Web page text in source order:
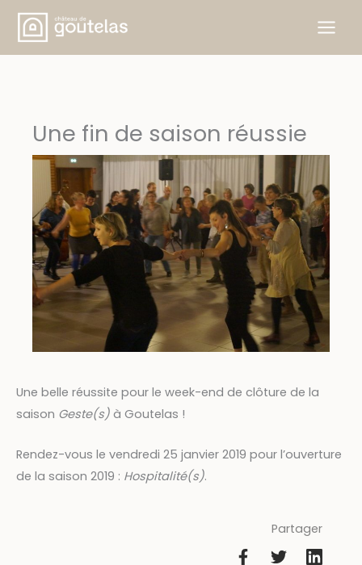
Aller
contenu
Une fin de saison réussie
Une belle réussite pour le week-end de clôture de la
saison Geste(s) à Goutelas !
Rendez-vous le vendredi 25 janvier 2019 pour l’ouverture
de la saison 2019 : Hospitalité(s).
Partager